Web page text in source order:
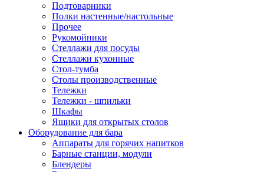
Подтоварники
Полки настенные/настольные
Прочее
Рукомойники
Стеллажи для посуды
Стеллажи кухонные
Стол-тумба
Столы производственные
Тележки
Тележки - шпильки
Шкафы
Ящики для открытых столов
Оборудование для бара
Аппараты для горячих напитков
Барные станции, модули
Блендеры